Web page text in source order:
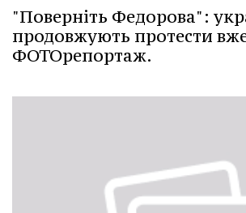
"Поверніть Федорова":
продовжують протести
ФОТОрепортаж.